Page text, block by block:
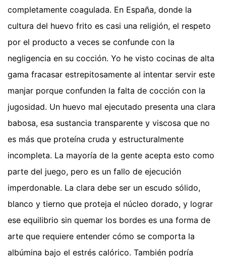
completamente coagulada. En España, donde la
cultura del huevo frito es casi una religión, el respeto
por el producto a veces se confunde con la
negligencia en su cocción. Yo he visto cocinas de alta
gama fracasar estrepitosamente al intentar servir este
manjar porque confunden la falta de cocción con la
jugosidad. Un huevo mal ejecutado presenta una clara
babosa, esa sustancia transparente y viscosa que no
es más que proteína cruda y estructuralmente
incompleta. La mayoría de la gente acepta esto como
parte del juego, pero es un fallo de ejecución
imperdonable. La clara debe ser un escudo sólido,
blanco y tierno que proteja el núcleo dorado, y lograr
ese equilibrio sin quemar los bordes es una forma de
arte que requiere entender cómo se comporta la
albúmina bajo el estrés calórico. También podría